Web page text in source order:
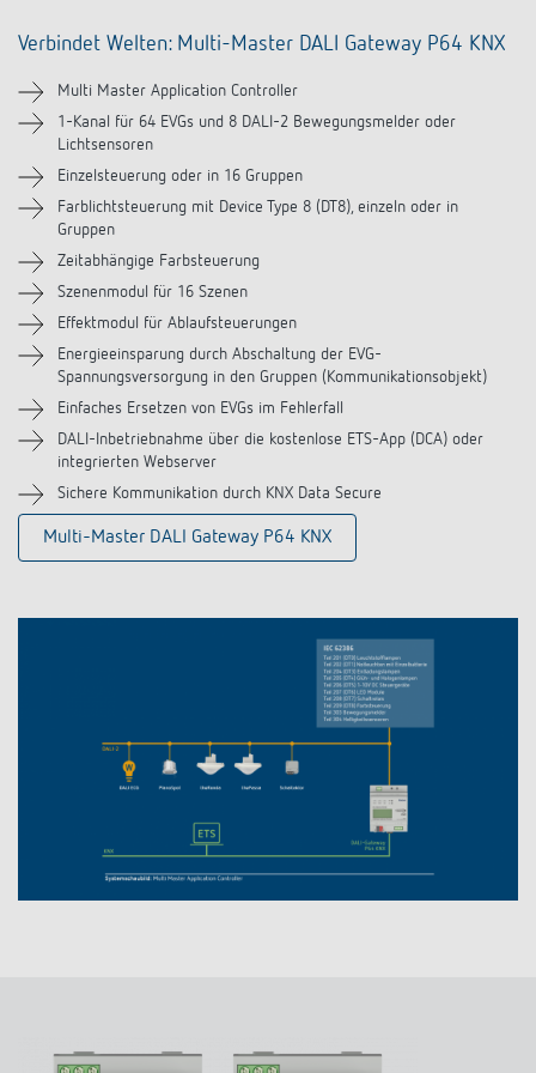
Verbindet Welten: Multi-Master DALI Gateway P64 KNX
Multi Master Application Controller
1-Kanal für 64 EVGs und 8 DALI-2 Bewegungsmelder oder
Lichtsensoren
Einzelsteuerung oder in 16 Gruppen
Farblichtsteuerung mit Device Type 8 (DT8), einzeln oder in
Gruppen
Zeitabhängige Farbsteuerung
Szenenmodul für 16 Szenen
Effektmodul für Ablaufsteuerungen
Energieeinsparung durch Abschaltung der EVG-
Spannungsversorgung in den Gruppen (Kommunikationsobjekt)
Einfaches Ersetzen von EVGs im Fehlerfall
DALI-Inbetriebnahme über die kostenlose ETS-App (DCA) oder
integrierten Webserver
Sichere Kommunikation durch KNX Data Secure
Multi-Master DALI Gateway P64 KNX